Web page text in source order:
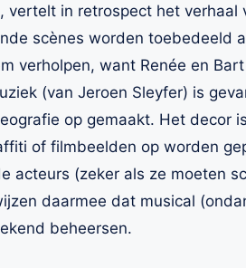
vertelt in retrospect het
scènes worden toebedeeld
verholpen, want Renée en
(van Jeroen Sleyfer) is
op gemaakt. Het decor
of filmbeelden op worden
acteurs (zeker als ze moeten
daarmee dat musical
beheersen.